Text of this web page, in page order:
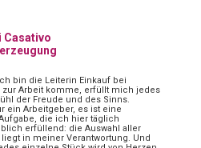
Casativo
bin die Leiterin Einkauf bei
zur Arbeit komme, erfüllt mich jedes
der Freude und des Sinns.
ein Arbeitgeber, es ist eine
die ich hier täglich
erfüllend: die Auswahl aller
in meiner Verantwortung. Und